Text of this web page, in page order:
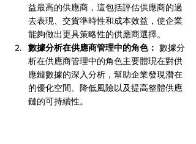
益最高的供應商，這包括評估供應商的過
去表現、交貨準時性和成本效益，使企業
能夠做出更具策略性的供應商選擇。
數據分析在供應商管理中的角色： 數據分
析在供應商管理中的角色主要體現在對供
應鏈數據的深入分析，幫助企業發現潛在
的優化空間、降低風險以及提高整體供應
鏈的可持續性。